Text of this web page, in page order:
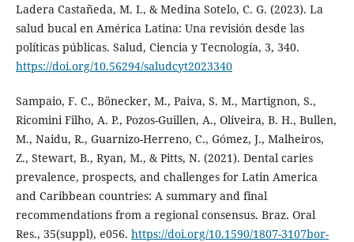
Ladera Castañeda, M. I., & Medina Sotelo, C. G. (2023). La
salud bucal en América Latina: Una revisión desde las
políticas públicas. Salud, Ciencia y Tecnología, 3, 340.
https://doi.org/10.56294/saludcyt2023340
Sampaio, F. C., Bönecker, M., Paiva, S. M., Martignon, S.,
Ricomini Filho, A. P., Pozos-Guillen, A., Oliveira, B. H., Bullen,
M., Naidu, R., Guarnizo-Herreno, C., Gómez, J., Malheiros,
Z., Stewart, B., Ryan, M., & Pitts, N. (2021). Dental caries
prevalence, prospects, and challenges for Latin America
and Caribbean countries: A summary and final
recommendations from a regional consensus. Braz. Oral
Res., 35(suppl), e056. https://doi.org/10.1590/1807-3107bor-